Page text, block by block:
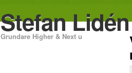
Stefan Lidén
Grundare Higher & Next u